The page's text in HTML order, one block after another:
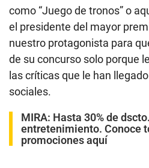
como “Juego de tronos” o
el presidente del mayor
nuestro protagonista para
de su concurso solo porque
las críticas que le han
sociales.
MIRA: Hasta 30% de
entretenimiento. Conoce
promociones aquí